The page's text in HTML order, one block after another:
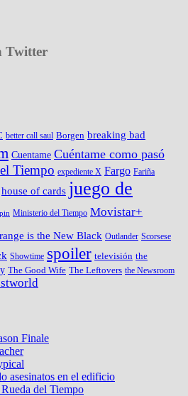
Twitter
better call saul Borgen breaking bad
Cuentame Cuéntame como pasó
Tiempo expediente X Fargo Fariña
house of cards juego de
Ministerio del Tiempo Movistar+
is the New Black Outlander Scorsese
Showtime spoiler televisión the
The Good Wife The Leftovers the Newsroom
Finale
asesinatos en el edificio
del Tiempo